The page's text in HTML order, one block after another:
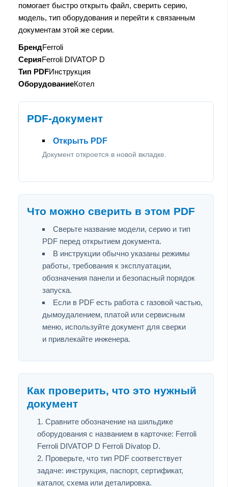
помогает быстро открыть файл, сверить серию,
модель, тип оборудования и перейти к связанным
документам этой же серии.
БрендFerroli
СерияFerroli DIVATOP D
Тип PDFИнструкция
ОборудованиеКотел
PDF-документ
Открыть PDF
Документ откроется в новой вкладке.
Что можно сверить в этом PDF
Сверьте название модели, серию и тип
PDF перед открытием документа.
В инструкции обычно указаны режимы
работы, требования к эксплуатации,
обозначения панели и безопасный порядок
запуска.
Если в PDF есть работа с газовой частью,
дымоудалением, платой или сервисным
меню, используйте документ для сверки
и привлекайте инженера.
Как проверить, что это нужный
документ
Сравните обозначение на шильдике
оборудования с названием в карточке: Ferroli
Ferroli DIVATOP D Ferroli Divatop D.
Проверьте, что тип PDF соответствует
задаче: инструкция, паспорт, сертификат,
каталог, схема или деталировка.